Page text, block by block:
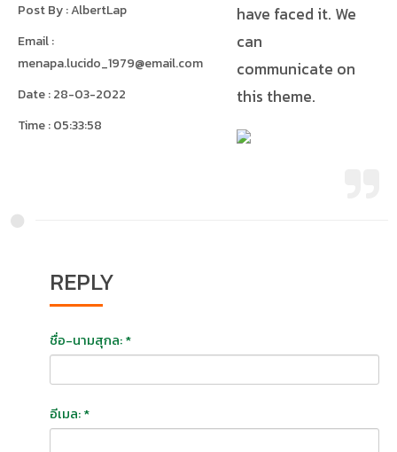
Post By : AlbertLap
Email :
menapa.lucido_1979@email.com
Date : 28-03-2022
Time : 05:33:58
have faced it. We
can
communicate on
this theme.
REPLY
ชื่อ-นามสุกล: *
อีเมล: *